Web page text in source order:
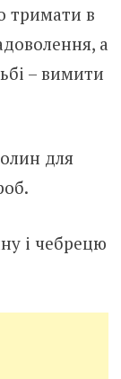
тримати в
а
– вимити
для
і чебрецю